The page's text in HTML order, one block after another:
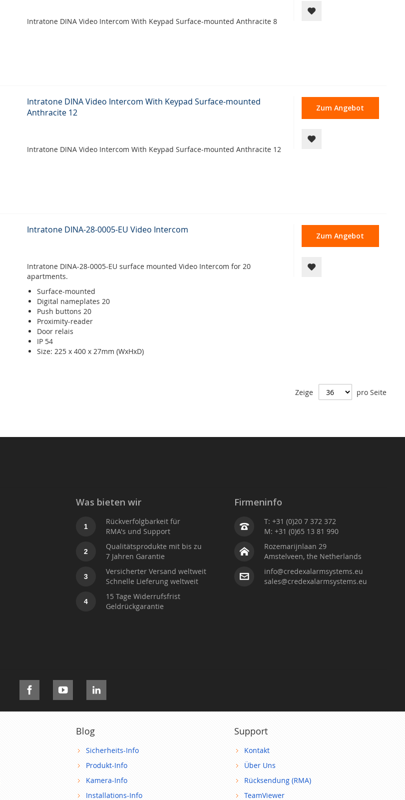
Intratone DINA Video Intercom With Keypad Surface-mounted Anthracite 8
Intratone DINA Video Intercom With Keypad Surface-mounted
Anthracite 12
Intratone DINA Video Intercom With Keypad Surface-mounted Anthracite 12
Zum Angebot
Intratone DINA-28-0005-EU Video Intercom
Intratone DINA-28-0005-EU surface mounted Video Intercom for 20
apartments.
Surface-mounted
Digital nameplates 20
Push buttons 20
Proximity-reader
Door relais
IP 54
Size: 225 x 400 x 27mm (WxHxD)
Zum Angebot
Zeige pro Seite
Was bieten wir
1
Rückverfolgbarkeit für
RMA's und Support
2
Qualitätsprodukte mit bis zu
7 Jahren Garantie
3
Versicherter Versand weltweit
Schnelle Lieferung weltweit
4
15 Tage Widerrufsfrist
Geldrückgarantie
Firmeninfo
T: +31 (0)20 7 372 372
M: +31 (0)65 13 81 990
Rozemarijnlaan 29
Amstelveen, the Netherlands
info@credexalarmsystems.eu
sales@credexalarmsystems.eu
Blog
Sicherheits-Info
Produkt-Info
Kamera-Info
Installations-Info
Support
Kontakt
Über Uns
Rücksendung (RMA)
TeamViewer